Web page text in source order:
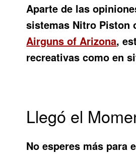
Aparte de las
sistemas Nitro Piston
Airguns of Arizona,
recreativas como en
Llegó el
No esperes más para